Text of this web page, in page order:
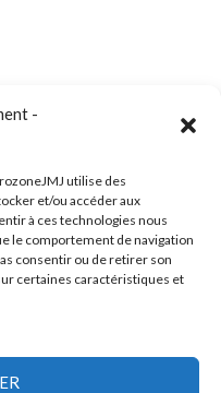
-
utilise des
et/ou accéder aux
à ces technologies nous
le comportement de navigation
consentir ou de retirer son
certaines caractéristiques et